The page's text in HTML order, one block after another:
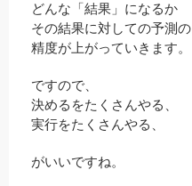
どんな「結果」になるか
その結果に対しての予測の
精度が上がっていきます。
ですので、
決めるをたくさんやる、
実行をたくさんやる、
がいいですね。